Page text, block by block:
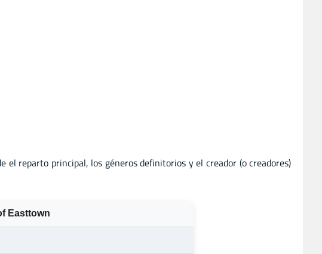
el reparto principal, los géneros definitorios y el creador (o creadores)
Easttown